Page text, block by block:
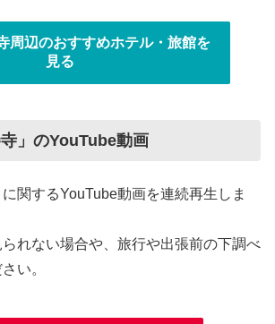
周辺のおすすめホテル・旅館を
見る
寺」のYouTube動画
に関するYouTube動画を連続再生しま
れない場合や、旅行や出張前の下調べ
い。